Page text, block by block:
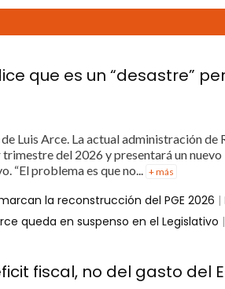
que es un “desastre”
Luis Arce. La actual administración de
del 2026 y presentará un
“El problema es que no...
+ más
la reconstrucción del PGE 2026 |
queda en suspenso en el Legislativo
fiscal, no del gasto del